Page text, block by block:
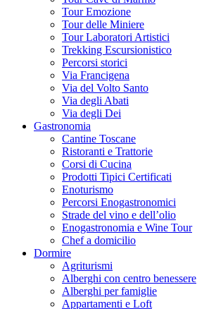
Tour Emozione
Tour delle Miniere
Tour Laboratori Artistici
Trekking Escursionistico
Percorsi storici
Via Francigena
Via del Volto Santo
Via degli Abati
Via degli Dei
Gastronomia
Cantine Toscane
Ristoranti e Trattorie
Corsi di Cucina
Prodotti Tipici Certificati
Enoturismo
Percorsi Enogastronomici
Strade del vino e dell’olio
Enogastronomia e Wine Tour
Chef a domicilio
Dormire
Agriturismi
Alberghi con centro benessere
Alberghi per famiglie
Appartamenti e Loft